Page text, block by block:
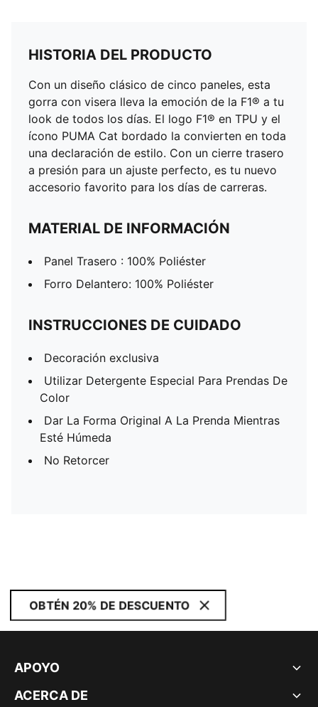
HISTORIA DEL PRODUCTO
Con un diseño clásico de cinco paneles, esta
gorra con visera lleva la emoción de la F1® a tu
look de todos los días. El logo F1® en TPU y el
ícono PUMA Cat bordado la convierten en toda
una declaración de estilo. Con un cierre trasero
a presión para un ajuste perfecto, es tu nuevo
accesorio favorito para los días de carreras.
MATERIAL DE INFORMACIÓN
Panel Trasero : 100% Poliéster
Forro Delantero: 100% Poliéster
INSTRUCCIONES DE CUIDADO
Decoración exclusiva
Utilizar Detergente Especial Para Prendas De
Color
Dar La Forma Original A La Prenda Mientras
Esté Húmeda
No Retorcer
OBTÉN 20% DE DESCUENTO
APOYO
ACERCA DE